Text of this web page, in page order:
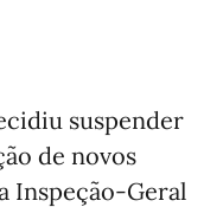
suspender
de novos
Inspeção-Geral